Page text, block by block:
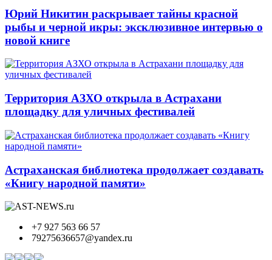
Юрий Никитин раскрывает тайны красной
рыбы и черной икры: эксклюзивное интервью о
новой книге
Территория АЗХО открыла в Астрахани
площадку для уличных фестивалей
Астраханская библиотека продолжает создавать
«Книгу народной памяти»
+7 927 563 66 57
79275636657@yandex.ru